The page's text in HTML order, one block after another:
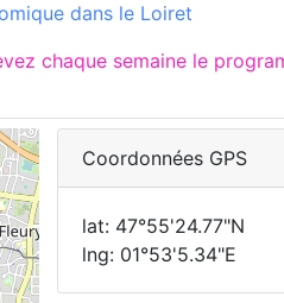
dans le Loiret
chaque semaine le
Coordonnées GPS
lat: 47°55'24.77"N
lng: 01°53'5.34"E